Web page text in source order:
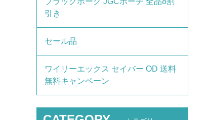
引き
セール品
ワイリーエックス セイバー OD 送料
無料キャンペーン